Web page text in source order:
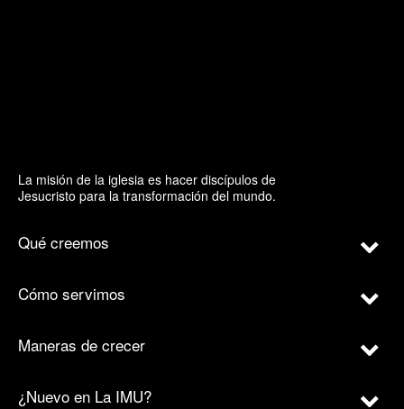
La misión de la iglesia es hacer discípulos de
Jesucristo para la transformación del mundo.
Qué creemos
Cómo servimos
Maneras de crecer
¿Nuevo en La IMU?